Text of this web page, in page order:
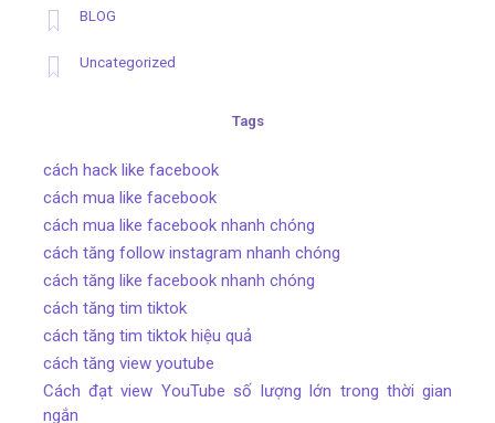
BLOG
Uncategorized
Tags
cách hack like facebook
cách mua like facebook
cách mua like facebook nhanh chóng
cách tăng follow instagram nhanh chóng
cách tăng like facebook nhanh chóng
cách tăng tim tiktok
cách tăng tim tiktok hiệu quả
cách tăng view youtube
Cách đạt view YouTube số lượng lớn trong thời gian
ngắn